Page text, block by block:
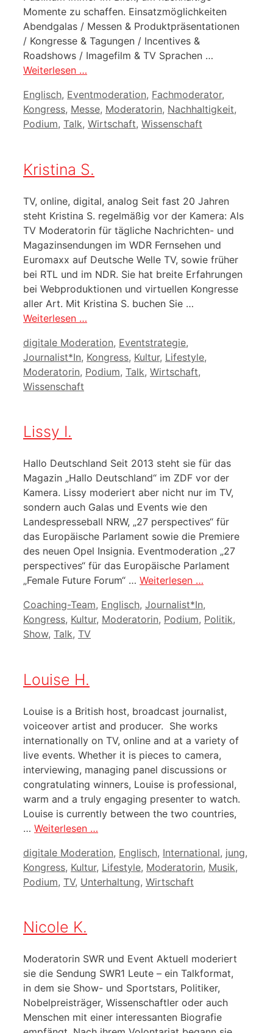
Momente zu schaffen. Einsatzmöglichkeiten
Abendgalas / Messen & Produktpräsentationen
/ Kongresse & Tagungen / Incentives &
Roadshows / Imagefilm & TV Sprachen …
Weiterlesen …
Kategorien
Englisch, Eventmoderation, Fachmoderator,
Kongress, Messe, Moderatorin, Nachhaltigkeit,
Podium, Talk, Wirtschaft, Wissenschaft
Kristina S.
TV, online, digital, analog Seit fast 20 Jahren
steht Kristina S. regelmäßig vor der Kamera: Als
TV Moderatorin für tägliche Nachrichten- und
Magazinsendungen im WDR Fernsehen und
Euromaxx auf Deutsche Welle TV, sowie früher
bei RTL und im NDR. Sie hat breite Erfahrungen
bei Webproduktionen und virtuellen Kongresse
aller Art. Mit Kristina S. buchen Sie …
Weiterlesen …
Kategorien
digitale Moderation, Eventstrategie,
Journalist*In, Kongress, Kultur, Lifestyle,
Moderatorin, Podium, Talk, Wirtschaft,
Wissenschaft
Lissy I.
Hallo Deutschland Seit 2013 steht sie für das
Magazin „Hallo Deutschland“ im ZDF vor der
Kamera. Lissy moderiert aber nicht nur im TV,
sondern auch Galas und Events wie den
Landespresseball NRW, „27 perspectives“ für
das Europäische Parlament sowie die Premiere
des neuen Opel Insignia. Eventmoderation „27
perspectives“ für das Europäische Parlament
„Female Future Forum“ … Weiterlesen …
Kategorien
Coaching-Team, Englisch, Journalist*In,
Kongress, Kultur, Moderatorin, Podium, Politik,
Show, Talk, TV
Louise H.
Louise is a British host, broadcast journalist,
voiceover artist and producer. She works
internationally on TV, online and at a variety of
live events. Whether it is pieces to camera,
interviewing, managing panel discussions or
congratulating winners, Louise is professional,
warm and a truly engaging presenter to watch.
Louise is currently between the two countries,
… Weiterlesen …
Kategorien
digitale Moderation, Englisch, International, jung,
Kongress, Kultur, Lifestyle, Moderatorin, Musik,
Podium, TV, Unterhaltung, Wirtschaft
Nicole K.
Moderatorin SWR und Event Aktuell moderiert
sie die Sendung SWR1 Leute – ein Talkformat,
in dem sie Show- und Sportstars, Politiker,
Nobelpreisträger, Wissenschaftler oder auch
Menschen mit einer interessanten Biografie